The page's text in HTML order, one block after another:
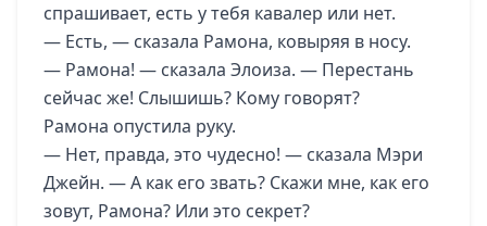
спрашивает, есть у тебя кавалер или нет.
— Есть, — сказала Рамона, ковыряя в носу.
— Рамона! — сказала Элоиза. — Перестань
сейчас же! Слышишь? Кому говорят?
Рамона опустила руку.
— Нет, правда, это чудесно! — сказала Мэри
Джейн. — А как его звать? Скажи мне, как его
зовут, Рамона? Или это секрет?